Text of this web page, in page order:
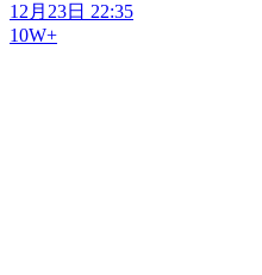
12月23日 22:35
10W+